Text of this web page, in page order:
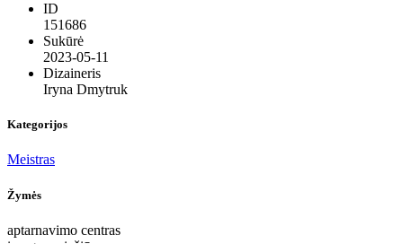
ID
151686
Sukūrė
2023-05-11
Dizaineris
Iryna Dmytruk
Kategorijos
Meistras
Žymės
aptarnavimo centras